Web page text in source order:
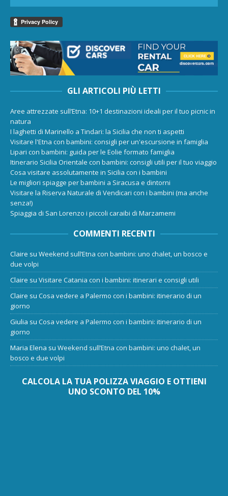
GLI ARTICOLI PIÙ LETTI
Aree attrezzate sull’Etna: 10+1 destinazioni ideali per il tuo picnic in
natura
I laghetti di Marinello a Tindari: la Sicilia che non ti aspetti
Visitare l'Etna con bambini: consigli per un'escursione in famiglia
Lipari con bambini: guida per le Eolie formato famiglia
Itinerario Sicilia Orientale con bambini: consigli utili per il tuo viaggio
Cosa visitare assolutamente in Sicilia con i bambini
Le migliori spiagge per bambini a Siracusa e dintorni
Visitare la Riserva Naturale di Vendicari con i bambini (ma anche
senza!)
Spiaggia di San Lorenzo i piccoli caraibi di Marzamemi
COMMENTI RECENTI
Claire su Weekend sull’Etna con bambini: uno chalet, un bosco e
due volpi
Claire su Visitare Catania con i bambini: itinerari e consigli utili
Claire su Cosa vedere a Palermo con i bambini: itinerario di un
giorno
Giulia su Cosa vedere a Palermo con i bambini: itinerario di un
giorno
Maria Elena su Weekend sull’Etna con bambini: uno chalet, un
bosco e due volpi
CALCOLA LA TUA POLIZZA VIAGGIO E OTTIENI
UNO SCONTO DEL 10%